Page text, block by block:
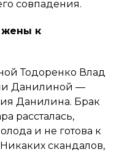
совпадения.
жены к
Тодоренко Влад
Данилиной —
Данилина. Брак
рассталась,
и не готова к
скандалов,